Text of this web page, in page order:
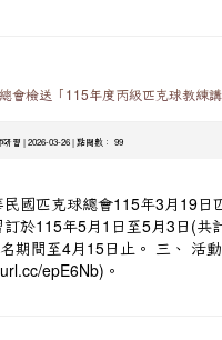
會檢送「115年度丙級匹克球教練講
研習 | 2026-03-26 | 點閱數： 99
國匹克球總會115年3月19日
於115年5月1日至5月3日(共
期間至4月15日止。 三、 活
epE6Nb)。